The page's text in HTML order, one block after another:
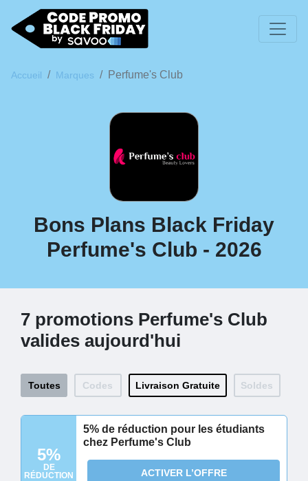
Accueil Marques Perfume's Club
Bons Plans Black Friday
Perfume's Club - 2026
7 promotions Perfume's Club
valides aujourd'hui
Toutes Codes Livraison Gratuite Soldes
5%
DE
RÉDUCTION
5% de réduction pour les étudiants
chez Perfume's Club
ACTIVER L’OFFRE